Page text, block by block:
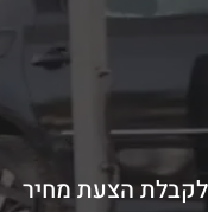
הצעת מחיר